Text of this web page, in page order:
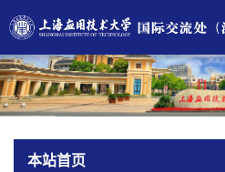
本站首页